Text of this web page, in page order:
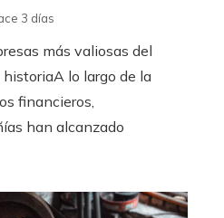
3 días
más valiosas del
lo largo de la
financieros,
han alcanzado